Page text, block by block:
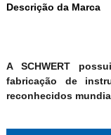
Descrição da Marca
A SCHWERT
fabricação de
reconhecidos